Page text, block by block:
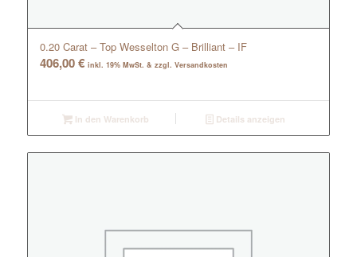
0.20 Carat – Top Wesselton G – Brilliant – IF
406,00€ inkl. 19% MwSt. & zzgl. Versandkosten
In den Warenkorb Details anzeigen